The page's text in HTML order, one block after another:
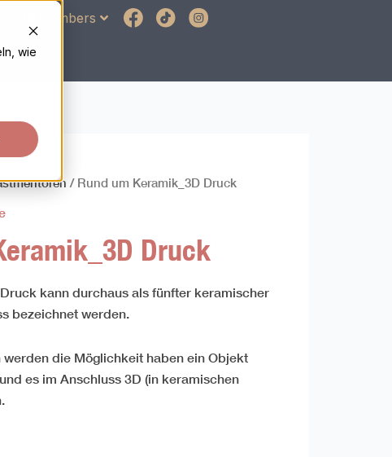
wie
Members
/ Rund um Keramik_3D Druck
Druck
kann durchaus als fünfter keramischer
bezeichnet werden.
werden die Möglichkeit haben ein Objekt
es im Anschluss 3D (in keramischen